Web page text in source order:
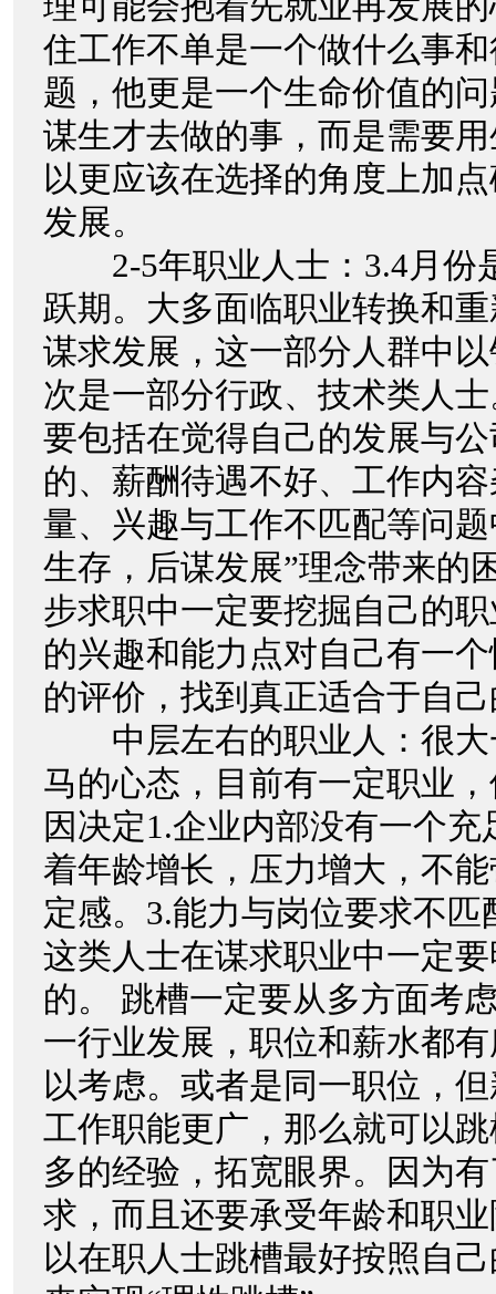
住工作不单是一个做什么事
题，他更是一个生命价值的
谋生才去做的事，而是需要
以更应该在选择的角度上加
发展。
2-5年职业人士：3.4月份
跃期。大多面临职业转换和
谋求发展，这一部分人群中
次是一部分行政、技术类人
要包括在觉得自己的发展与
的、薪酬待遇不好、工作内
量、兴趣与工作不匹配等问
生存，后谋发展”理念带来的
步求职中一定要挖掘自己的
的兴趣和能力点对自己有一
的评价，找到真正适合于自
中层左右的职业人：很大
马的心态，目前有一定职业
因决定1.企业内部没有一个
着年龄增长，压力增大，不
定感。3.能力与岗位要求不
这类人士在谋求职业中一定
的。 跳槽一定要从多方面考
一行业发展，职位和薪水都
以考虑。或者是同一职位，
工作职能更广，那么就可以
多的经验，拓宽眼界。因为
求，而且还要承受年龄和职
以在职人士跳槽最好按照自